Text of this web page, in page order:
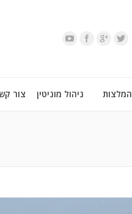
המלצות ניהול מוניטין צור